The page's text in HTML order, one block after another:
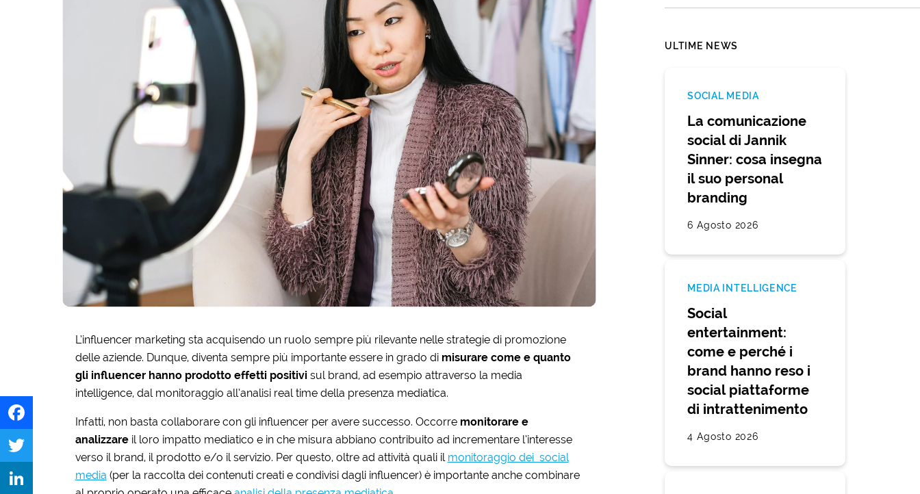
Facebook
Twitter
L’influencer marketing sta acquisendo un ruolo sempre più rilevante nelle strategie di promozione
delle aziende. Dunque, diventa sempre più importante essere in grado di misurare come e quanto
gli influencer hanno prodotto effetti positivi sul brand, ad esempio attraverso la media
intelligence, dal monitoraggio all’analisi real time della presenza mediatica.
Infatti, non basta collaborare con gli influencer per avere successo. Occorre monitorare e
analizzare il loro impatto mediatico e in che misura abbiano contribuito ad incrementare l’interesse
verso il brand, il prodotto e/o il servizio. Per questo, oltre ad attività quali il monitoraggio dei social
media (per la raccolta dei contenuti creati e condivisi dagli influencer) è importante anche combinare
ULTIME NEWS
SOCIAL MEDIA
La comunicazione
social di Jannik
Sinner: cosa insegna
il suo personal
branding
6 Agosto 2026
MEDIA INTELLIGENCE
Social
entertainment:
come e perché i
brand hanno reso i
social piattaforme
di intrattenimento
4 Agosto 2026